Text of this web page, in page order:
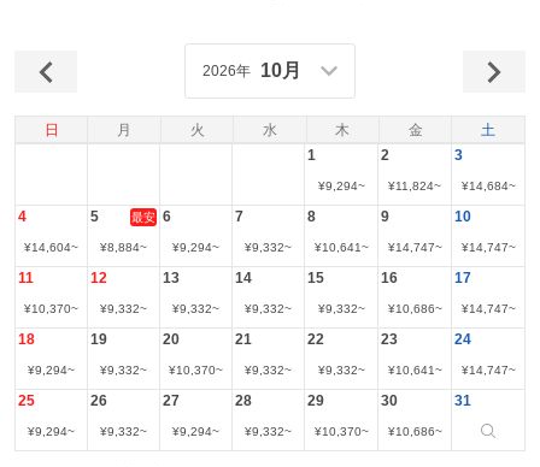
日 月 火 水 木 金 土
2026年 10月
1
¥9,294~
2
¥11,824~
3
¥14,684~
4
¥14,604~
5 最安
¥8,884~
6
¥9,294~
7
¥9,332~
8
¥10,641~
9
¥14,747~
10
¥14,747~
11
¥10,370~
12
¥9,332~
13
¥9,332~
14
¥9,332~
15
¥9,332~
16
¥10,686~
17
¥14,747~
18
¥9,294~
19
¥9,332~
20
¥10,370~
21
¥9,332~
22
¥9,332~
23
¥10,641~
24
¥14,747~
25
¥9,294~
26
¥9,332~
27
¥9,294~
28
¥9,332~
29
¥10,370~
30
¥10,686~
31